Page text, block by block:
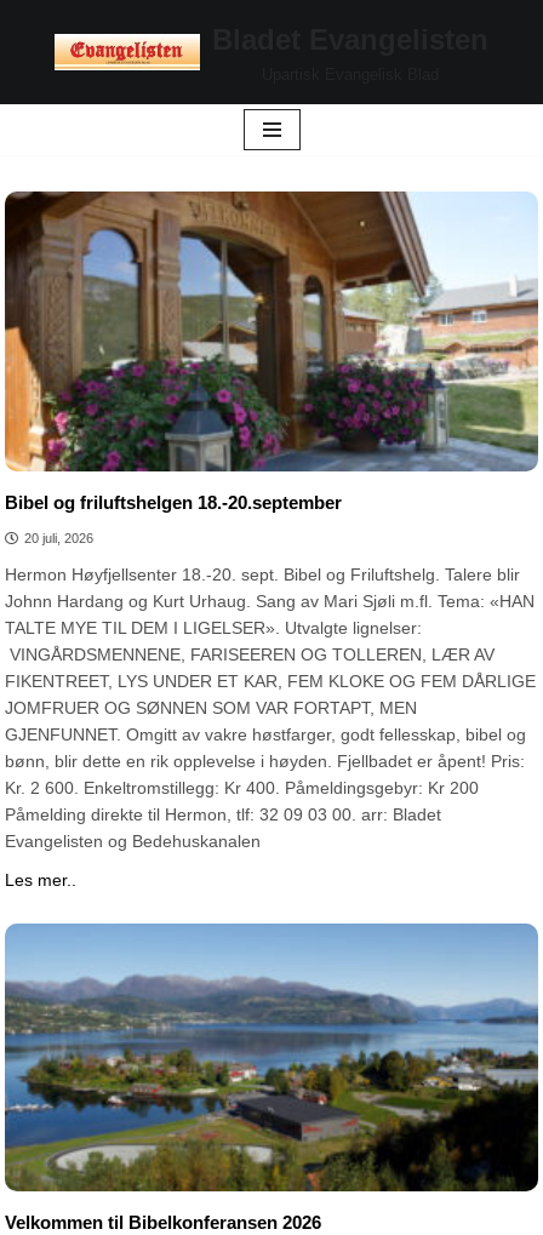
Hopp
Bibel og friluftshelgen 18.-20.september
20 juli, 2026
Hermon Høyfjellsenter 18.-20. sept. Bibel og Friluftshelg. Talere blir
Johnn Hardang og Kurt Urhaug. Sang av Mari Sjøli m.fl. Tema: «HAN
TALTE MYE TIL DEM I LIGELSER». Utvalgte lignelser:
VINGÅRDSMENNENE, FARISEEREN OG TOLLEREN, LÆR AV
FIKENTREET, LYS UNDER ET KAR, FEM KLOKE OG FEM DÅRLIGE
JOMFRUER OG SØNNEN SOM VAR FORTAPT, MEN
GJENFUNNET. Omgitt av vakre høstfarger, godt fellesskap, bibel og
bønn, blir dette en rik opplevelse i høyden. Fjellbadet er åpent! Pris:
Kr. 2 600. Enkeltromstillegg: Kr 400. Påmeldingsgebyr: Kr 200
Påmelding direkte til Hermon, tlf: 32 09 03 00. arr: Bladet
Evangelisten og Bedehuskanalen
Les mer..
Velkommen til Bibelkonferansen 2026